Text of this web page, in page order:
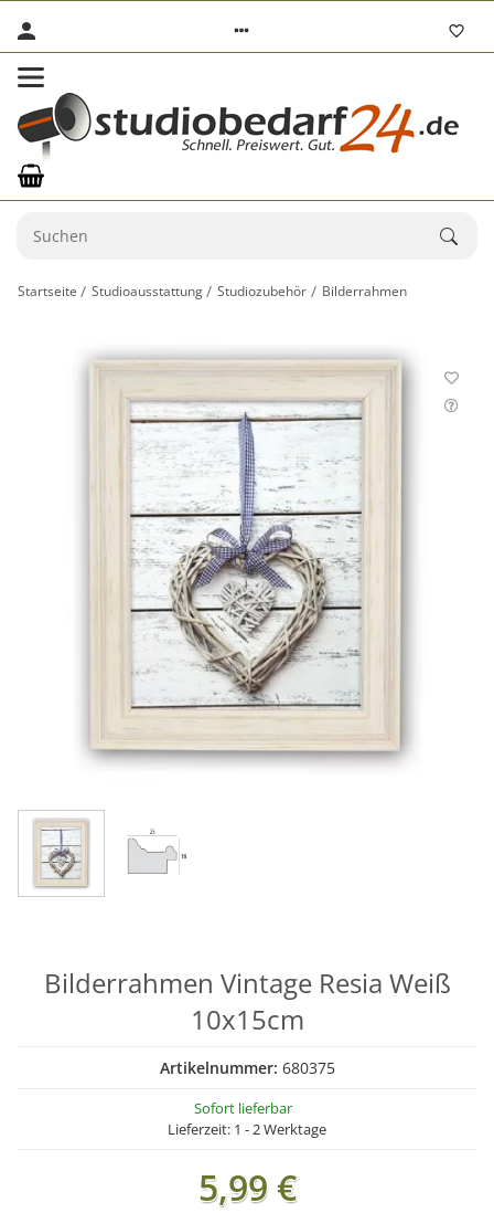
Startseite Studioausstattung Studiozubehör Bilderrahmen
Bilderrahmen Vintage Resia Weiß
10x15cm
Artikelnummer: 680375
Sofort lieferbar
Lieferzeit: 1 - 2 Werktage
5,99 €